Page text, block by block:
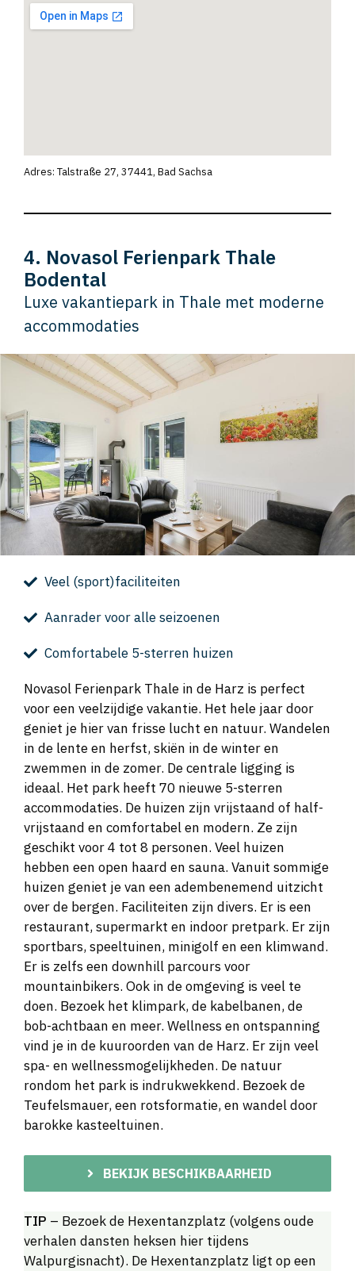
Adres: Talstraße 27, 37441, Bad Sachsa
4. Novasol Ferienpark Thale
Bodental
Luxe vakantiepark in Thale met moderne
accommodaties
Veel (sport)faciliteiten
Aanrader voor alle seizoenen
Comfortabele 5-sterren huizen
Novasol Ferienpark Thale in de Harz is perfect
voor een veelzijdige vakantie. Het hele jaar door
geniet je hier van frisse lucht en natuur. Wandelen
in de lente en herfst, skiën in de winter en
zwemmen in de zomer. De centrale ligging is
ideaal. Het park heeft 70 nieuwe 5-sterren
accommodaties. De huizen zijn vrijstaand of half-
vrijstaand en comfortabel en modern. Ze zijn
geschikt voor 4 tot 8 personen. Veel huizen
hebben een open haard en sauna. Vanuit sommige
huizen geniet je van een adembenemend uitzicht
over de bergen. Faciliteiten zijn divers. Er is een
restaurant, supermarkt en indoor pretpark. Er zijn
sportbars, speeltuinen, minigolf en een klimwand.
Er is zelfs een downhill parcours voor
mountainbikers. Ook in de omgeving is veel te
doen. Bezoek het klimpark, de kabelbanen, de
bob-achtbaan en meer. Wellness en ontspanning
vind je in de kuuroorden van de Harz. Er zijn veel
spa- en wellnessmogelijkheden. De natuur
rondom het park is indrukwekkend. Bezoek de
Teufelsmauer, een rotsformatie, en wandel door
barokke kasteeltuinen.
BEKIJK BESCHIKBAARHEID
TIP – Bezoek de Hexentanzplatz (volgens oude
verhalen dansten heksen hier tijdens
Walpurgisnacht). De Hexentanzplatz ligt op een